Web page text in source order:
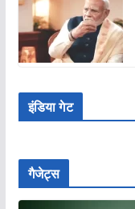
इंडिया गेट
गैजेट्स